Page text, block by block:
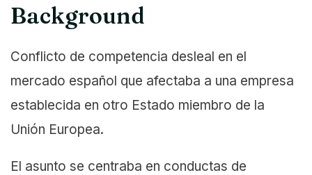
Background
Conflicto de competencia desleal en el
mercado español que afectaba a una empresa
establecida en otro Estado miembro de la
Unión Europea.
El asunto se centraba en conductas de